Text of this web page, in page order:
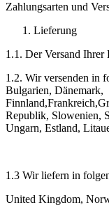
Zahlungsarten und
Lieferung
1.1. Der Versand
1.2. Wir versenden in
Bulgarien, Dänemark,
Republik, Slowenien,
Ungarn, Estland,
1.3 Wir liefern in
United Kingdom,